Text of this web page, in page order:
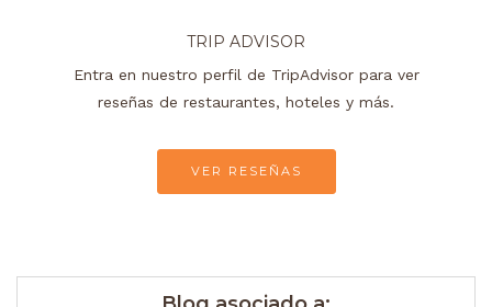
TRIP ADVISOR
Entra en nuestro perfil de TripAdvisor para ver
reseñas de restaurantes, hoteles y más.
VER RESEÑAS